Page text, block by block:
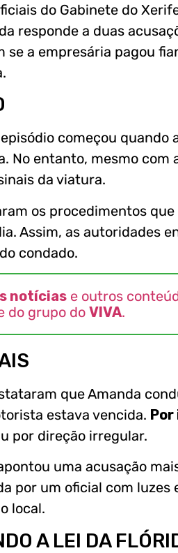
do Gabinete do
responde a duas
a empresária pagou
começou
No entanto, mesmo com
da viatura.
os procedimentos
Assim, as autoridades
condado.
notícias e outros
do grupo do VIVA.
que Amanda
estava vencida. Por
por direção irregular.
uma acusação
por um oficial com luzes
local.
A LEI DA